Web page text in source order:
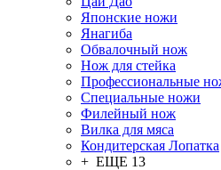
Японские ножи
Янагиба
Обвалочный нож
Нож для стейка
Профессиональные
Специальные ножи
Филейный нож
Вилка для мяса
Кондитерская Лопатка
+ ЕЩЕ 13